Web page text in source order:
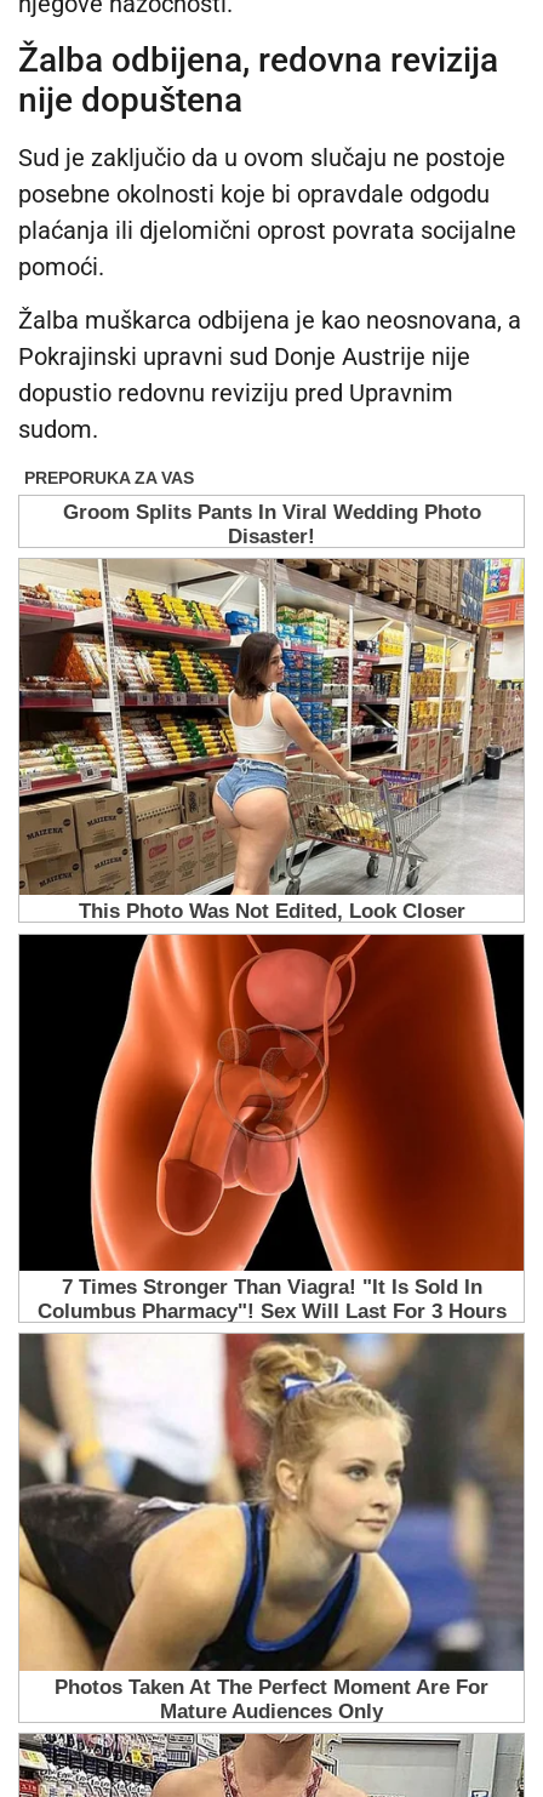
Žalba odbijena, redovna revizija
nije dopuštena
Sud je zaključio da u ovom slučaju ne postoje
posebne okolnosti koje bi opravdale odgodu
plaćanja ili djelomični oprost povrata socijalne
pomoći.
Žalba muškarca odbijena je kao neosnovana, a
Pokrajinski upravni sud Donje Austrije nije
dopustio redovnu reviziju pred Upravnim
sudom.